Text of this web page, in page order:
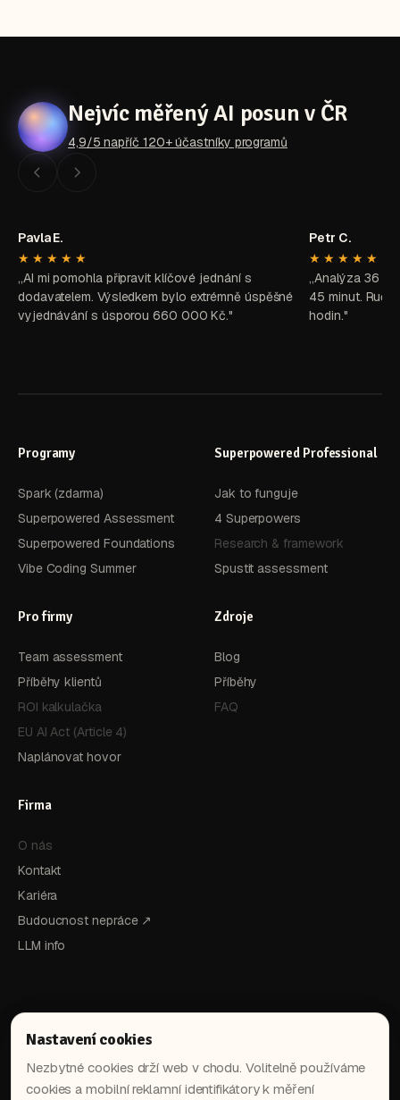
Nejvíc měřený AI posun v ČR
4,9/5 napříč 120+ účastníky programů
Pavla E.
★★★★★
„AI mi pomohla připravit klíčové jednání s
dodavatelem. Výsledkem bylo extrémně úspěšné
vyjednávání s úsporou 660 000 Kč."
Petr C.
★★★★★
„Analýza 36
45 minut.
hodin."
Programy
Spark (zdarma)
Superpowered Assessment
Superpowered Foundations
Vibe Coding Summer
Superpowered Professional
Jak to funguje
4 Superpowers
Research & framework
Spustit assessment
Pro firmy
Team assessment
Příběhy klientů
ROI kalkulačka
EU AI Act (Article 4)
Naplánovat hovor
Zdroje
Blog
Příběhy
FAQ
Firma
O nás
Kontakt
Kariéra
Budoucnost nepráce ↗
LLM info
Nastavení cookies
Nezbytné cookies drží web v chodu. Volitelně používáme
cookies a mobilní reklamní identifikátory k měření